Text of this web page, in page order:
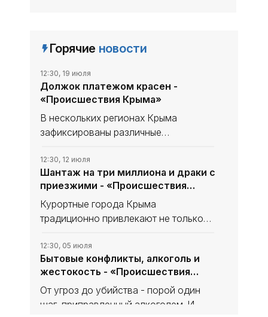
Горячие новости
12:30, 19 июля
Должок платежом красен -
«Происшествия Крыма»
В нескольких регионах Крыма
зафиксированы различные
семейных конфликтов до
обнаружения наркотиков. Важно
понимать, что незнание законов не
освобождает от ответственности.
12:30, 12 июля
Шантаж на три миллиона и драки с
приезжими - «Происшествия
Крыма»
Курортные города Крыма
традиционно привлекают не только
площадкой для правонарушений: от
бытовых драк на улицах до
изощрённых схем вымогательства, в
которые оказываются
12:30, 05 июля
Бытовые конфликты, алкоголь и
жестокость - «Происшествия
Крыма»
От угроз до убийства - порой один
шаг, приправленный алкоголем. И